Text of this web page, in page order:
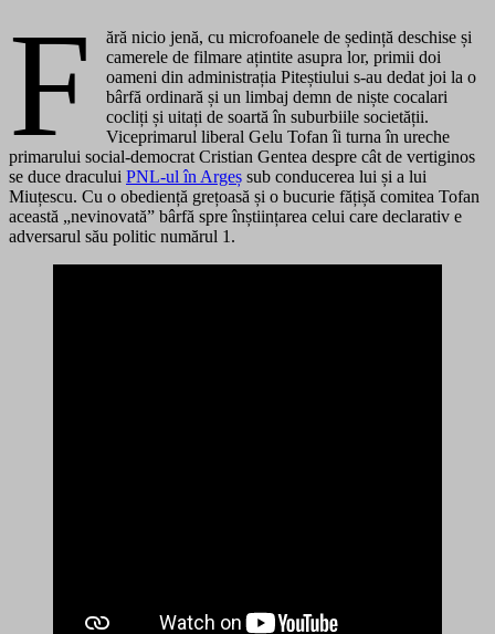
F
ără nicio jenă, cu microfoanele de ședință deschise și
camerele de filmare ațintite asupra lor, primii doi
oameni din administrația Piteștiului s-au dedat joi la o
bârfă ordinară și un limbaj demn de niște cocalari
cocliți și uitați de soartă în suburbiile societății.
Viceprimarul liberal Gelu Tofan îi turna în ureche
primarului social-democrat Cristian Gentea despre cât de vertiginos
se duce dracului PNL-ul în Argeș sub conducerea lui și a lui
Miuțescu. Cu o obediență grețoasă și o bucurie fățișă comitea Tofan
această „nevinovată” bârfă spre înștiințarea celui care declarativ e
adversarul său politic numărul 1.